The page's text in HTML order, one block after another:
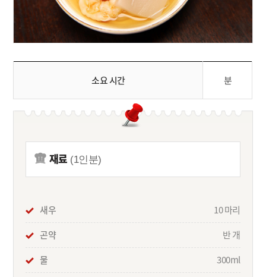
소요 시간 분
재료 (1인분)
새우
10 마리
곤약
반 개
물
300ml